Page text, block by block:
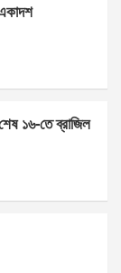
১৬-তে ব্রাজিল